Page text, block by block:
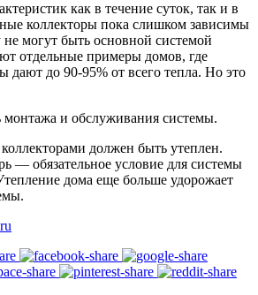
как в течение суток, так и в
коллекторы пока слишком зависимы
могут быть основной системой
отдельные примеры домов, где
дают до 90-95% от всего тепла. Но это
монтажа и обслуживания системы.
должен быть утеплен.
— обязательное условие для системы
дома еще больше удорожает